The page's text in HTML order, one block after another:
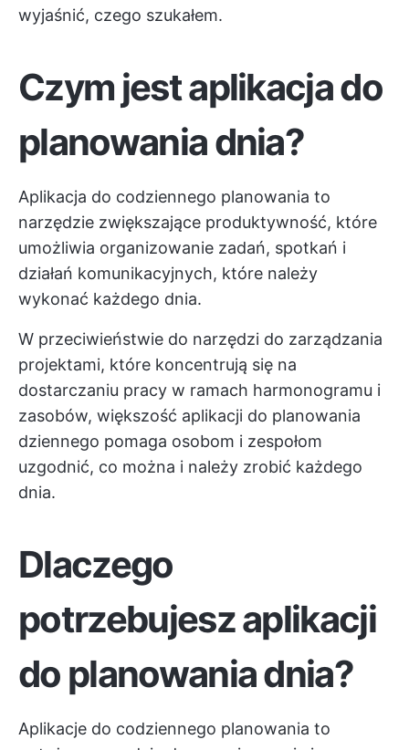
wyjaśnić, czego szukałem.
Czym jest aplikacja do
planowania dnia?
Aplikacja do codziennego planowania to
narzędzie zwiększające produktywność, które
umożliwia organizowanie zadań, spotkań i
działań komunikacyjnych, które należy
wykonać każdego dnia.
W przeciwieństwie do narzędzi do zarządzania
projektami, które koncentrują się na
dostarczaniu pracy w ramach harmonogramu i
zasobów, większość aplikacji do planowania
dziennego pomaga osobom i zespołom
uzgodnić, co można i należy zrobić każdego
dnia.
Dlaczego
potrzebujesz aplikacji
do planowania dnia?
Aplikacje do codziennego planowania to